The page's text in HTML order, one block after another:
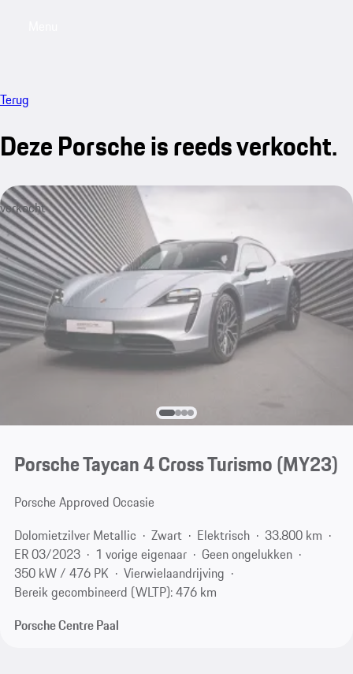
Terug
Deze Porsche is reeds verkocht.
verkocht
Porsche Taycan 4 Cross Turismo (MY23)
Porsche Approved Occasie
Dolomietzilver Metallic
Zwart Elektrisch
33.800 km
ER 03/2023
1 vorige eigenaar
Geen ongelukken
350 kW / 476 PK
Vierwielaandrijving
Bereik gecombineerd (WLTP): 476 km
Porsche Centre Paal